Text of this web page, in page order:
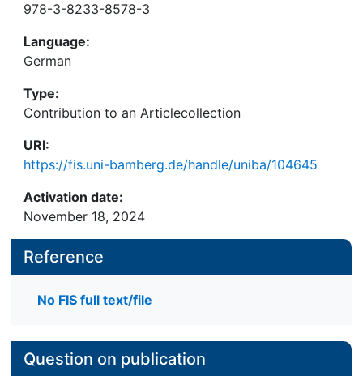
978-3-8233-8578-3
Language:
German
Type:
Contribution to an Articlecollection
URI:
https://fis.uni-bamberg.de/handle/uniba/104645
Activation date:
November 18, 2024
Reference
No FIS full text/file
Question on publication